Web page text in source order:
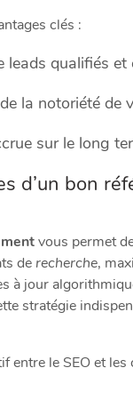
clés :
leads qualifiés et
la notoriété de
sur le long
d’un bon
vous permet
de recherche,
à jour
stratégie
entre le SEO et les